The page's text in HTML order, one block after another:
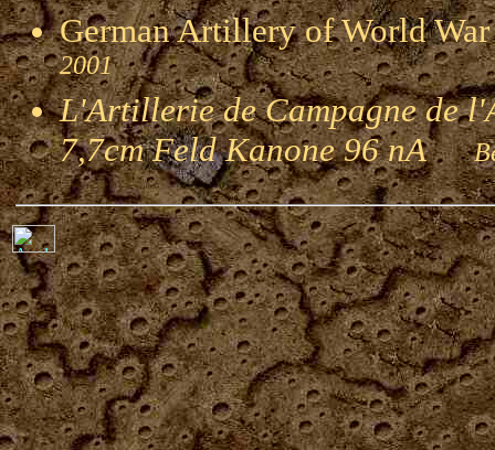
German Artillery of World
2001
L'Artillerie de Campagne de
7,7cm Feld Kanone 96 nA